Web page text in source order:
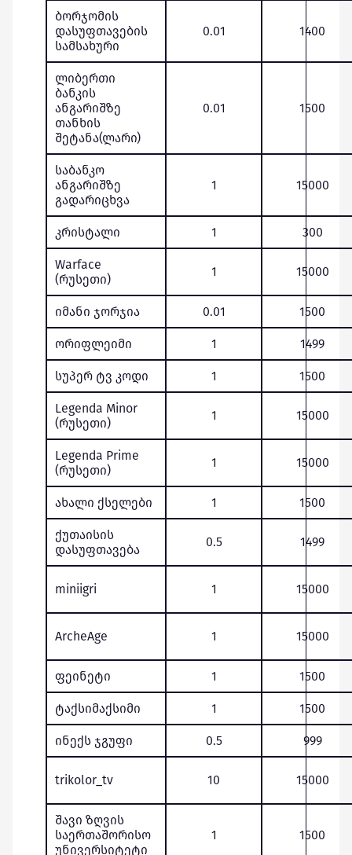
ბორჯომის
დასუფთავების
სამსახური
0.01 1400
ლიბერთი
ბანკის
ანგარიშზე
თანხის
შეტანა(ლარი)
0.01 1500
საბანკო
ანგარიშზე
გადარიცხვა
1 15000
კრისტალი 1 300
Warface
(რუსეთი)
1 15000
იმანი ჯორჯია 0.01 1500
ორიფლეიმი 1 1499
სუპერ ტვ კოდი 1 1500
Legenda Minor
(რუსეთი)
1 15000
Legenda Prime
(რუსეთი)
1 15000
ახალი ქსელები 1 1500
ქუთაისის
დასუფთავება
0.5 1499
miniigri 1 15000
ArcheAge 1 15000
ფეინეტი 1 1500
ტაქსიმაქსიმი 1 1500
ინექს ჯგუფი 0.5 999
trikolor_tv 10 15000
შავი ზღვის
საერთაშორისო
უნივერსიტეტი
1 1500